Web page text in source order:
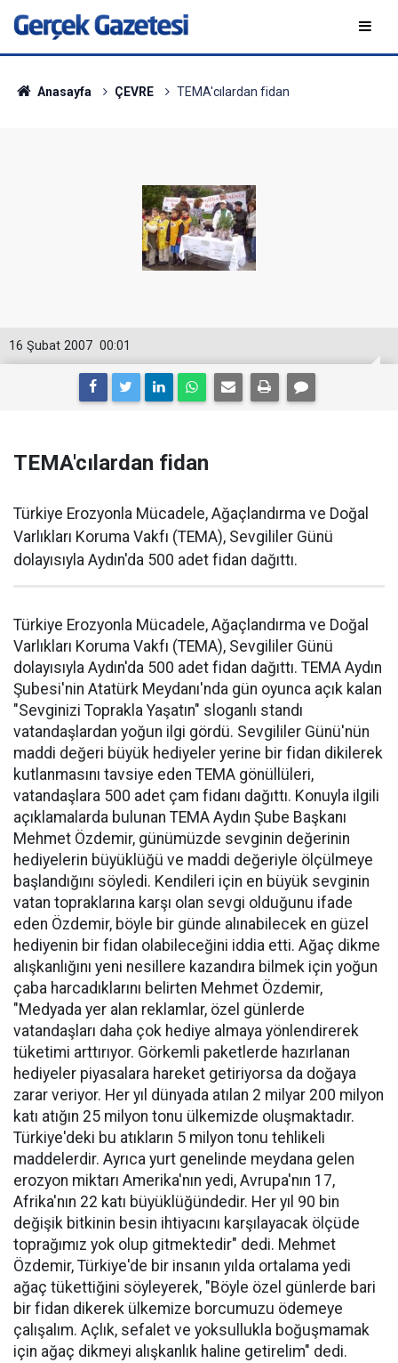
Anasayfa ÇEVRE TEMA'cılardan fidan
00:01
16 Şubat 2007
TEMA'cılardan fidan
Türkiye Erozyonla Mücadele, Ağaçlandırma ve Doğal
Varlıkları Koruma Vakfı (TEMA), Sevgililer Günü
dolayısıyla Aydın'da 500 adet fidan dağıttı.
Türkiye Erozyonla Mücadele, Ağaçlandırma ve Doğal
Varlıkları Koruma Vakfı (TEMA), Sevgililer Günü
dolayısıyla Aydın'da 500 adet fidan dağıttı. TEMA Aydın
Şubesi'nin Atatürk Meydanı'nda gün oyunca açık kalan
"Sevginizi Toprakla Yaşatın" sloganlı standı
vatandaşlardan yoğun ilgi gördü. Sevgililer Günü'nün
maddi değeri büyük hediyeler yerine bir fidan dikilerek
kutlanmasını tavsiye eden TEMA gönüllüleri,
vatandaşlara 500 adet çam fidanı dağıttı. Konuyla ilgili
açıklamalarda bulunan TEMA Aydın Şube Başkanı
Mehmet Özdemir, günümüzde sevginin değerinin
hediyelerin büyüklüğü ve maddi değeriyle ölçülmeye
başlandığını söyledi. Kendileri için en büyük sevginin
vatan topraklarına karşı olan sevgi olduğunu ifade
eden Özdemir, böyle bir günde alınabilecek en güzel
hediyenin bir fidan olabileceğini iddia etti. Ağaç dikme
alışkanlığını yeni nesillere kazandıra bilmek için yoğun
çaba harcadıklarını belirten Mehmet Özdemir,
"Medyada yer alan reklamlar, özel günlerde
vatandaşları daha çok hediye almaya yönlendirerek
tüketimi arttırıyor. Görkemli paketlerde hazırlanan
hediyeler piyasalara hareket getiriyorsa da doğaya
zarar veriyor. Her yıl dünyada atılan 2 milyar 200 milyon
katı atığın 25 milyon tonu ülkemizde oluşmaktadır.
Türkiye'deki bu atıkların 5 milyon tonu tehlikeli
maddelerdir. Ayrıca yurt genelinde meydana gelen
erozyon miktarı Amerika'nın yedi, Avrupa'nın 17,
Afrika'nın 22 katı büyüklüğündedir. Her yıl 90 bin
değişik bitkinin besin ihtiyacını karşılayacak ölçüde
toprağımız yok olup gitmektedir" dedi. Mehmet
Özdemir, Türkiye'de bir insanın yılda ortalama yedi
ağaç tükettiğini söyleyerek, "Böyle özel günlerde bari
bir fidan dikerek ülkemize borcumuzu ödemeye
çalışalım. Açlık, sefalet ve yoksullukla boğuşmamak
için ağaç dikmeyi alışkanlık haline getirelim" dedi.